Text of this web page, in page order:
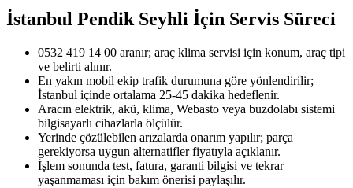
İstanbul Pendik Seyhli İçin Servis Süreci
0532 419 14 00 aranır; araç klima servisi için konum, araç tipi
ve belirti alınır.
En yakın mobil ekip trafik durumuna göre yönlendirilir;
İstanbul içinde ortalama 25-45 dakika hedeflenir.
Aracın elektrik, akü, klima, Webasto veya buzdolabı sistemi
bilgisayarlı cihazlarla ölçülür.
Yerinde çözülebilen arızalarda onarım yapılır; parça
gerekiyorsa uygun alternatifler fiyatıyla açıklanır.
İşlem sonunda test, fatura, garanti bilgisi ve tekrar
yaşanmaması için bakım önerisi paylaşılır.